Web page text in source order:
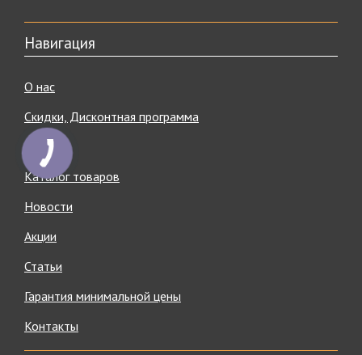
Навигация
О нас
Скидки, Дисконтная программа
Бренды
Каталог товаров
Новости
Акции
Статьи
Гарантия минимальной цены
Контакты